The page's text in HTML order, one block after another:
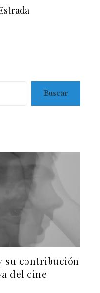
Buscar
su contribución
del cine